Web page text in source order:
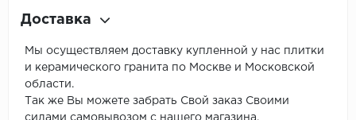
Доставка
Мы осуществляем доставку купленной у нас плитки
и керамического гранита по Москве и Московской
области.
Так же Вы можете забрать Свой заказ Своими
силами самовывозом с нашего магазина.